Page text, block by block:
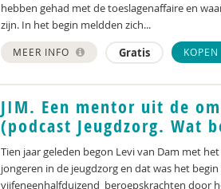
hebben gehad met de toeslagenaffaire en
zijn. In het begin meldden zich...
MEER INFO Gratis KOPEN
JIM. Een mentor uit de
(podcast Jeugdzorg. Wat
Tien jaar geleden begon Levi van Dam met
jongeren in de jeugdzorg en dat was het
vijfeneenhalfduizend beroepskrachten door